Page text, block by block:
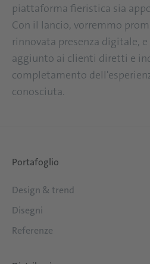
piattaforma fieristica sia
Con il lancio, vorremmo
rinnovata presenza digitale,
aggiunto ai clienti diretti e
completamento
conosciuta.
Portafoglio
Design & trend
Disegni
Referenze